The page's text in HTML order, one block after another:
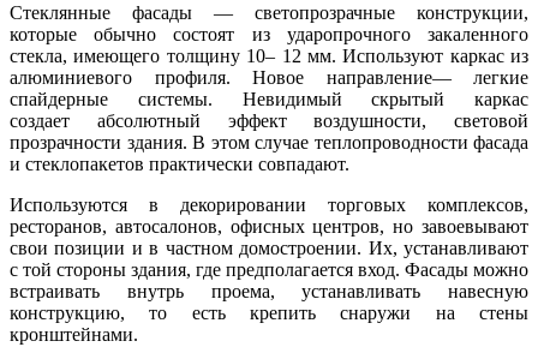
Стеклянные фасады — светопрозрачные конструкции,
которые обычно состоят из ударопрочного закаленного
стекла, имеющего толщину 10– 12 мм. Используют каркас из
алюминиевого профиля. Новое направление— легкие
спайдерные системы. Невидимый скрытый каркас
создает абсолютный эффект воздушности, световой
прозрачности здания. В этом случае теплопроводности фасада
и стеклопакетов практически совпадают.
Используются в декорировании торговых комплексов,
ресторанов, автосалонов, офисных центров, но завоевывают
свои позиции и в частном домостроении. Их, устанавливают
с той стороны здания, где предполагается вход. Фасады можно
встраивать внутрь проема, устанавливать навесную
конструкцию, то есть крепить снаружи на стены
кронштейнами.